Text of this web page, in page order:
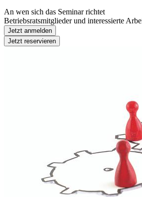
An wen sich das Seminar richtet
Betriebsratsmitglieder und interessierte
Jetzt anmelden
Jetzt reservieren